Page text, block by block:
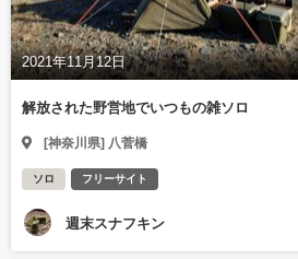
2021年11月12日
解放された野営地でいつもの雑ソロ
[神奈川県] 八菅橋
ソロ フリーサイト
週末スナフキン